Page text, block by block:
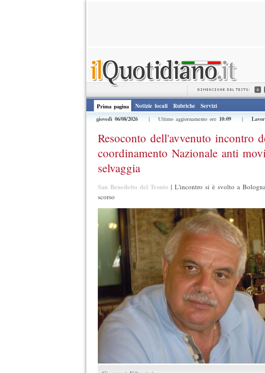
Prima pagina Notizie locali Rubriche
Servizi
giovedì 06/08/2026
| Ultimo aggiornamento ore 10:09|
Resoconto dell'avvenuto incontro
coordinamento Nazionale anti
selvaggia
San Benedetto del Tronto| L'incontro si è svolto a
scorso